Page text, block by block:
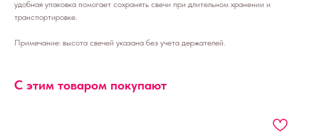
удобная упаковка помогает сохранять свечи при длительном хранении и
транспортировке.
Примечание: высота свечей указана без учета держателей.
С этим товаром покупают